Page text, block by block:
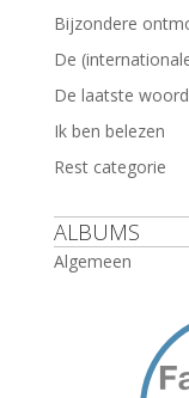
Bijzondere
De
De laatste
Ik ben belezen
Rest categorie
ALBUMS
Algemeen